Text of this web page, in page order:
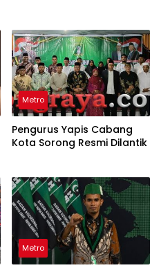
Metro
Pengurus Yapis Cabang
Kota Sorong Resmi Dilantik
Metro